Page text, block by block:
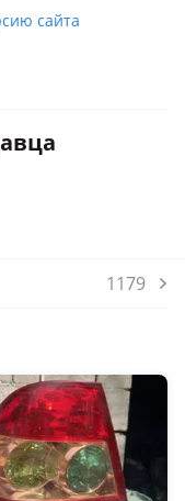
сайташалып
1179